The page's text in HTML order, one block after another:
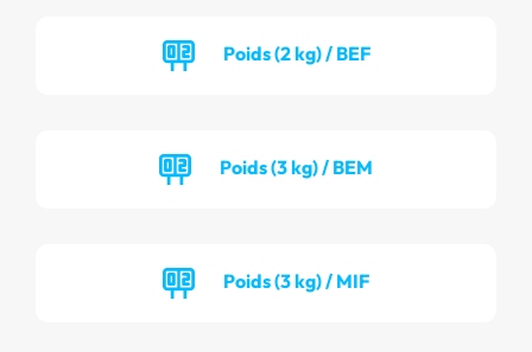
Poids (2 kg) / BEF
Poids (3 kg) / BEM
Poids (3 kg) / MIF